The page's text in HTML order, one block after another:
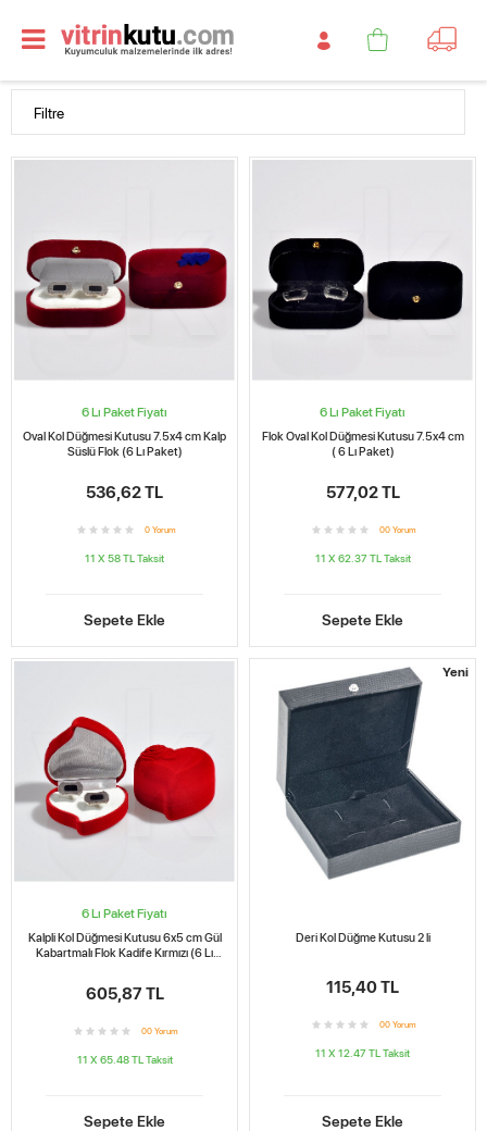
Filtre
6 Lı Paket Fiyatı
Oval Kol Düğmesi Kutusu 7.5x4 cm Kalp
Süslü Flok (6 Lı Paket)
536,62 TL
0 Yorum
11 X 58 TL Taksit
Sepete Ekle
6 Lı Paket Fiyatı
Flok Oval Kol Düğmesi Kutusu 7.5x4 cm
( 6 Lı Paket)
577,02 TL
00 Yorum
11 X 62.37 TL Taksit
Sepete Ekle
6 Lı Paket Fiyatı
Kalpli Kol Düğmesi Kutusu 6x5 cm Gül
Kabartmalı Flok Kadife Kırmızı (6 Lı
605,87 TL
00 Yorum
11 X 65.48 TL Taksit
Sepete Ekle
Yeni
Deri Kol Düğme Kutusu 2 li
115,40 TL
00 Yorum
11 X 12.47 TL Taksit
Sepete Ekle